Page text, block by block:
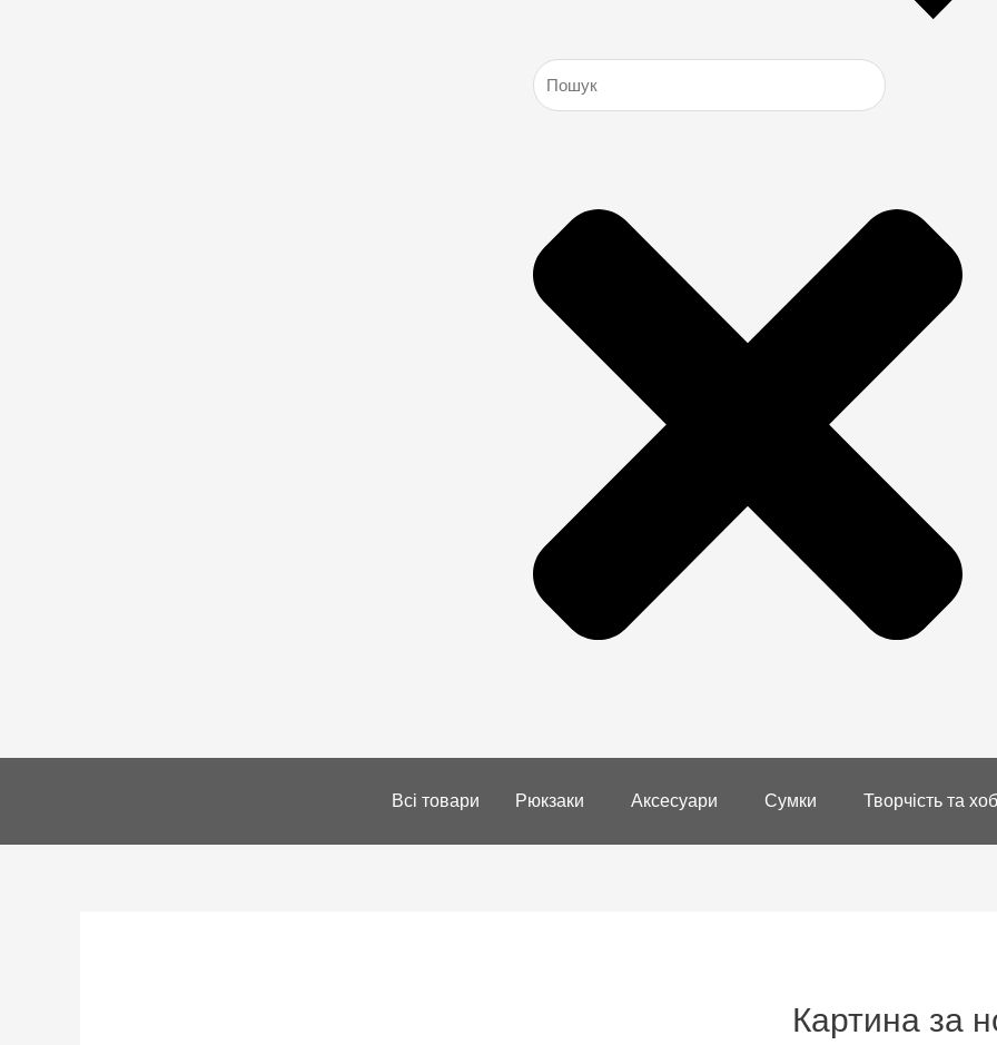
Всі товари Рюкзаки Аксесуари Сумки Творчість та
Картина за